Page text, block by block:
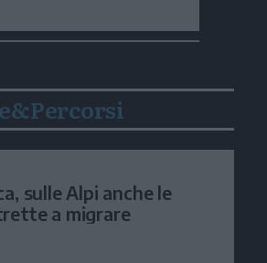
sulle Alpi anche le
a migrare